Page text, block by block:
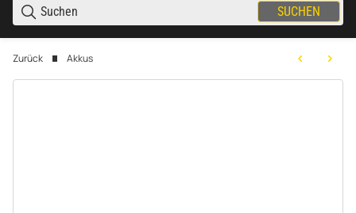
SUCHEN
Zurück Akkus